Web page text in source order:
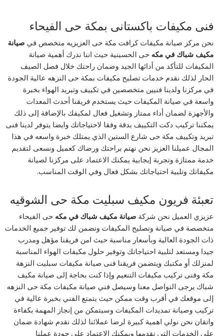
فنى مكيفات باكستانى بمكة حى الفيحاء
نحن مركز صيانة مكيفات كرافت مكة حى العزيزيه متخصص في صيانة
مكيف شباك في مكه حى الحسينية حيث اننا ندرك أهمية صيانة
المكيفات للتأكد من أدائها الجيد وضمان راحتك خلال فصل الصيف
الحار لذلك نقدم خدمات تصليح مكيفات بمكة حى النزهه عالية الجودة
في مركزنا ولدينا فنيين متخصصين في تكييف وتبريد الهواء بخبرة
واسعة في صيانة المكيفات حيث يستخدم فريقنا أحدث المعدات
والأجهزة لضمان أداء ممتاز وتشغيل فعال لمكيفك بالإضافة إلى ذلك
يمكننا تركيب دكت التكييف بدقة وفقا لاحتياجاتك وايضا يتوفر لدينا فنى
تبريد وتكييف مكة حى شارع الستين الذي يمتلك خبرة واسعه في هذا
المجال عميلنا العزيز نحن نهتم براحتك ورضاك كعميل ونسعى لتقديم
خدمة ممتازة وتجربة إيجابية يمكنك الاعتماد على مركزنا لصيانة
مكيفاتك وتلبية احتياجاتك بشكل فعال وفي الوقت المناسب.
تعبئة فريون مكيف سبليت مكة حى الشوقيه
عزيزي العميل نحن شركة صيانة مكيف شباك في مكه حى الفيحاء
متخصصة في صيانة وتصليح المكيفات ونضمن لك توفير جميع الخدمات
ذات الجودة العالية وبأسعار مناسبة حيث امن فريقنا مؤهل ومدرب
جيدا ومستعد لتلبية احتياجاتك وتوفير حلول مكيفات الهواء المناسبة
لمنزلك أو مكتبك ويتضمن فريقنا فنى صيانة مكيفات سبليت النزهة
مكة وفنى تركيب مكيفات التنعيم وإذا كنت بحاجة إلى صيانة مكيف
شباك يرجى التواصل معنا وسيصل فني صيانة مكيفات مكة حى النزهه
إلى موقعك في أقرب وقت ممكن حيث يتمتع الفني بخبرة عالية في
تركيب وصيانة تمديدات المكيفات وسيتمكن من إنجاز المهمة بكفاءة
واتقان نحن نولي اهمية كبيرة لرضا عملائنا لذلك نقدم شهادة ضمان
على الخدمات التي نقدمها ويمكنك الاعتماد على جودة عملنا